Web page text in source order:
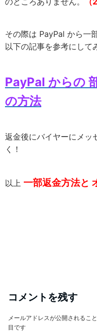
その際は PayPal から一
以下の記事を参考にして
PayPal からの
の方法
返金後にバイヤーにメッ
く！
以上 一部返金方法と
コメントを残す
メールアドレスが公開されるこ
目です